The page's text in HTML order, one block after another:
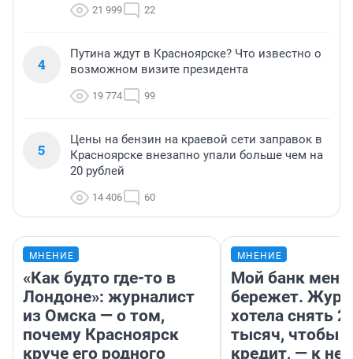
21 999 22
4
Путина ждут в Красноярске? Что известно о
возможном визите президента
19 774 99
5
Цены на бензин на краевой сети заправок в
Красноярске внезапно упали больше чем на
20 рублей
14 406 60
МНЕНИЕ
«Как будто где-то в
Лондоне»: журналист
из Омска — о том,
почему Красноярск
круче его родного
МНЕНИЕ
Мой банк меня
бережет.
хотела снять
тысяч, чтобы
кредит, — к